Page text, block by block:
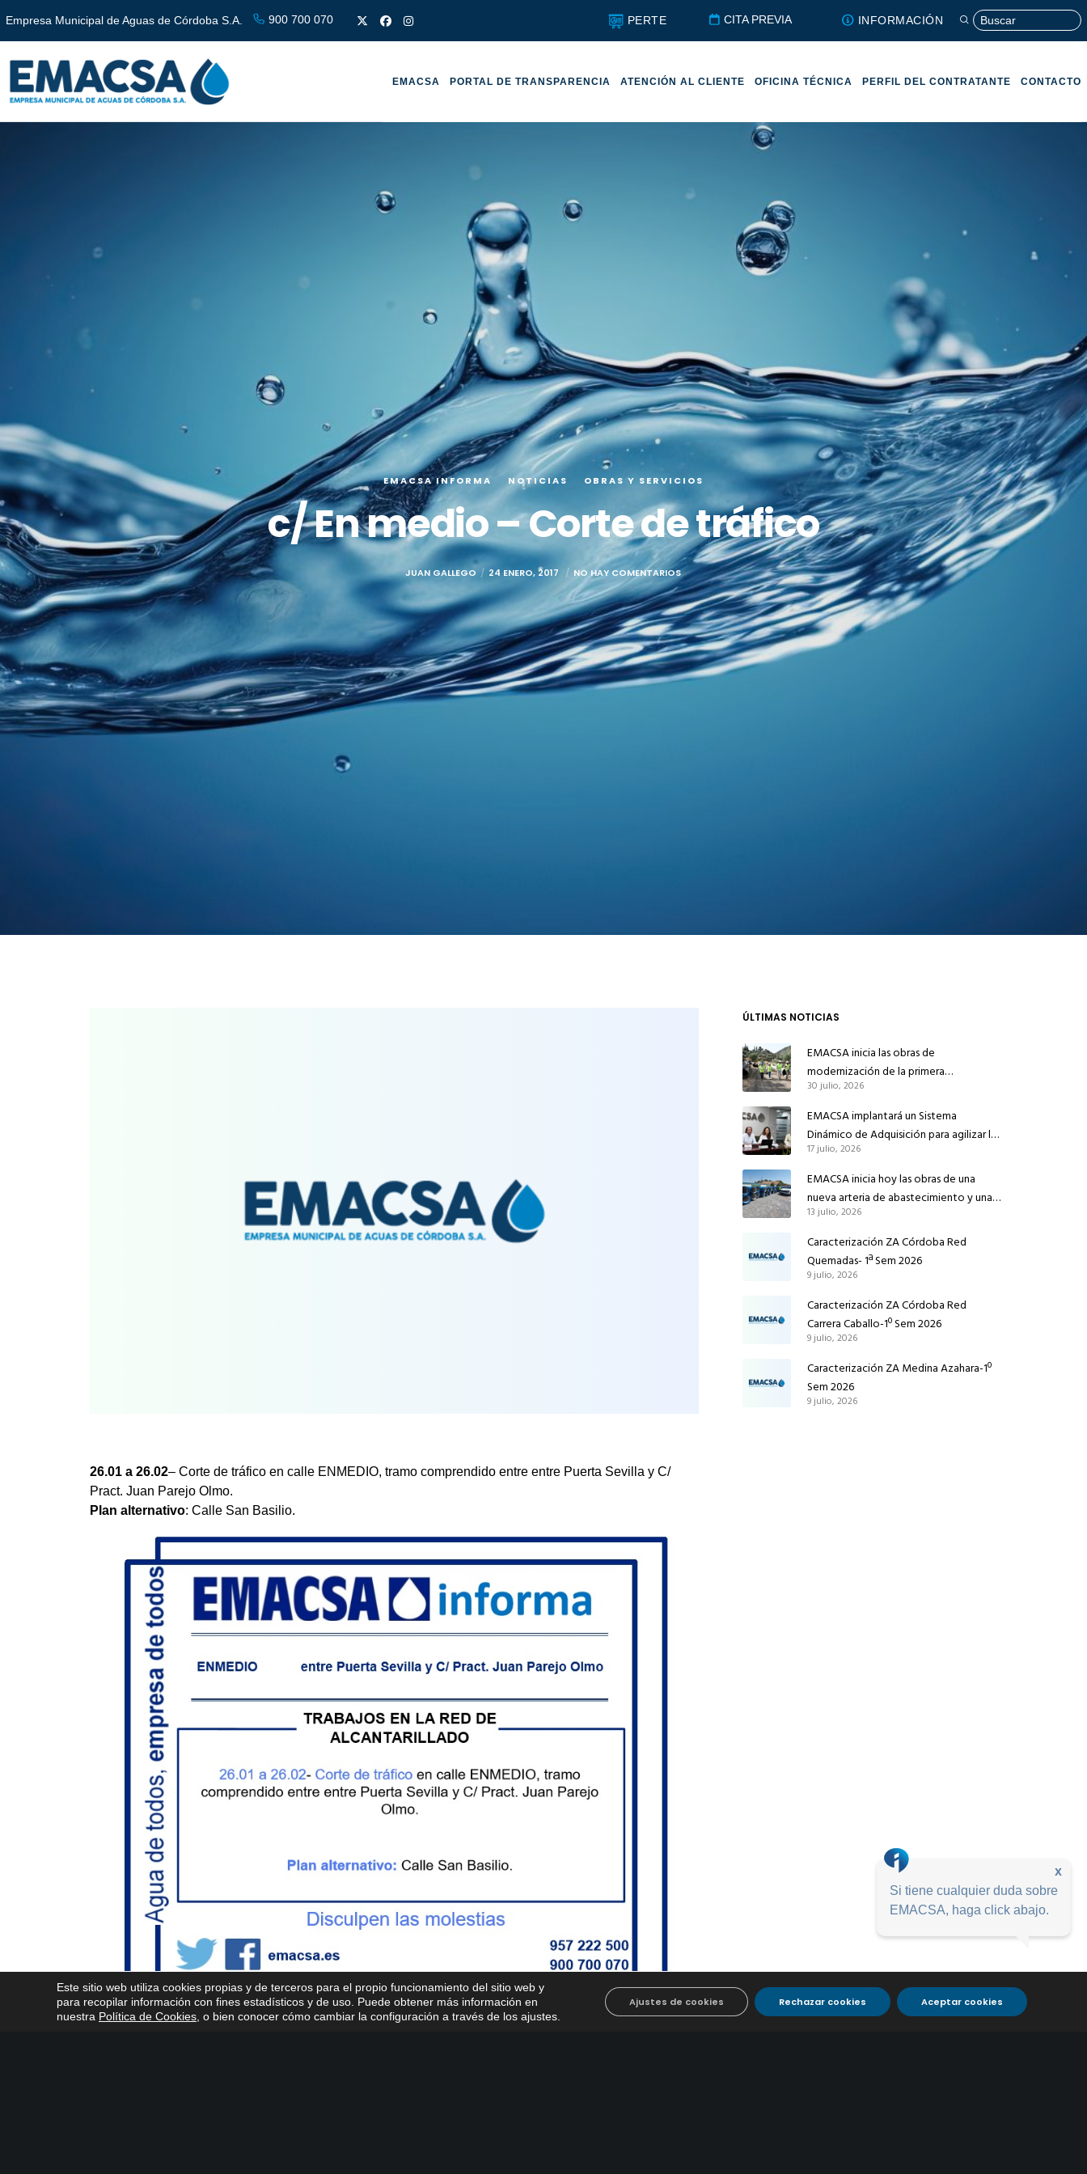
Empresa Municipal de Aguas de Córdoba S.A. 900 700 070 PERTE CITA PREVIA INFORMACIÓN
EMACSA PORTAL DE TRANSPARENCIA ATENCIÓN AL CLIENTE OFICINA TÉCNICA PERFIL DEL CONTRATANTE CONTACTO
EMACSA INFORMA NOTICIAS OBRAS Y SERVICIOS
c/ En medio – Corte de tráfico
JUAN GALLEGO 24 ENERO, 2017 NO HAY COMENTARIOS
26.01 a 26.02– Corte de tráfico en calle ENMEDIO, tramo comprendido entre entre Puerta Sevilla y C/
Pract. Juan Parejo Olmo.
Plan alternativo: Calle San Basilio.
ÚLTIMAS NOTICIAS
EMACSA inicia las obras de
modernización de la primera
conducción de abastecimiento para
reforzar el suministro de agua de
Córdoba
30 julio, 2026
EMACSA implantará un Sistema
Dinámico de Adquisición para agilizar la
contratación de obras en sus redes e
instalaciones
17 julio, 2026
EMACSA inicia hoy las obras de una
nueva arteria de abastecimiento y una
red de agua no potable en Ingeniero
Ruiz de Azúa
13 julio, 2026
Caracterización ZA Córdoba Red
Quemadas- 1ª Sem 2026
9 julio, 2026
Caracterización ZA Córdoba Red
Carrera Caballo-1º Sem 2026
9 julio, 2026
Caracterización ZA Medina Azahara-1º
Sem 2026
9 julio, 2026
Este sitio web utiliza cookies propias y de terceros para el propio funcionamiento del sitio web y
para recopilar información con fines estadísticos y de uso. Puede obtener más información en
nuestra Política de Cookies , o bien conocer cómo cambiar la configuración a través de los ajustes
Aceptar cookies
Rechazar cookies
Ajustes de cookies
x
Si tiene cualquier duda sobre
EMACSA, haga click abajo.